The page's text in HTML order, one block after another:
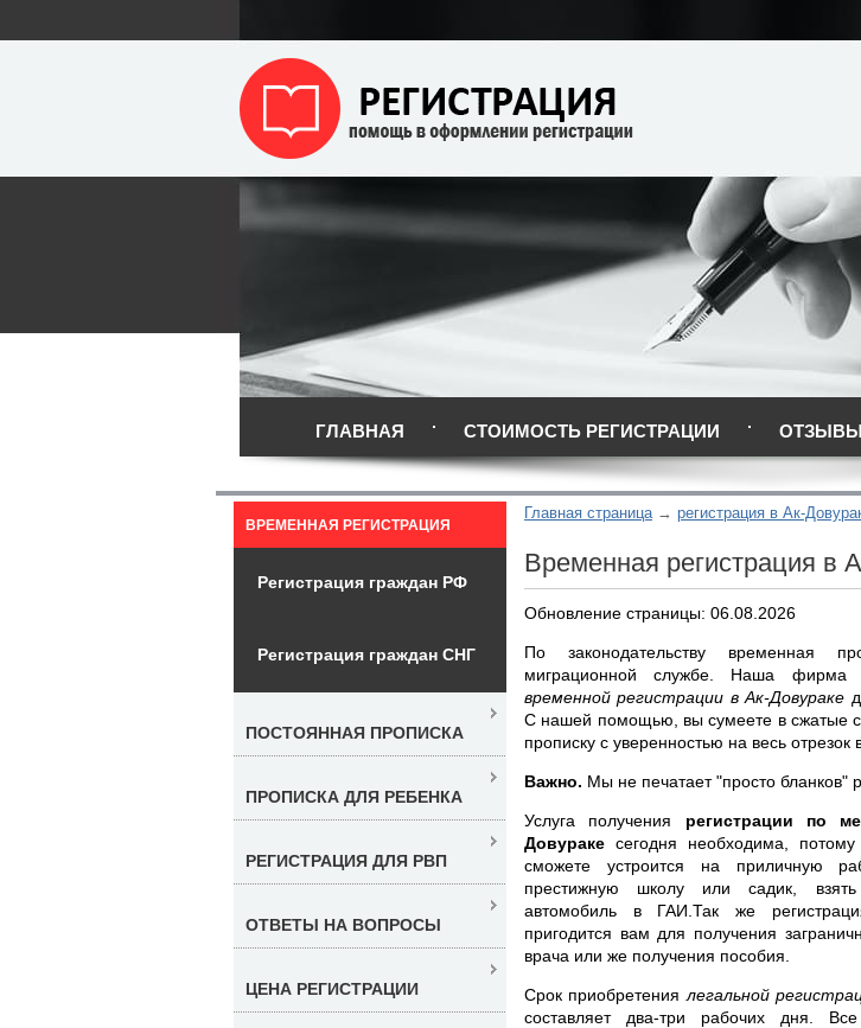
ГЛАВНАЯ СТОИМОСТЬ РЕГИСТРАЦИИ ОТЗЫВЫ
Главная страница регистрация в Ак-
Временная регистрация в
Обновление страницы: 06.08.2026
По законодательству временная
миграционной службе. Наша фирма
временной регистрации в Ак-Довураке
С нашей помощью, вы сумеете в сжатые
прописку с уверенностью на весь отрезок
Важно. Мы не печатает "просто бланков"
Услуга получения регистрации по
Довураке сегодня необходима,
сможете устроится на приличную
престижную школу или садик,
автомобиль в ГАИ.Так же
пригодится вам для получения
врача или же получения пособия.
Срок приобретения легальной
составляет два-три рабочих дня.
ВРЕМЕННАЯ РЕГИСТРАЦИЯ
Регистрация граждан РФ
Регистрация граждан СНГ
ПОСТОЯННАЯ ПРОПИСКА
ПРОПИСКА ДЛЯ РЕБЕНКА
РЕГИСТРАЦИЯ ДЛЯ РВП
ОТВЕТЫ НА ВОПРОСЫ
ЦЕНА РЕГИСТРАЦИИ